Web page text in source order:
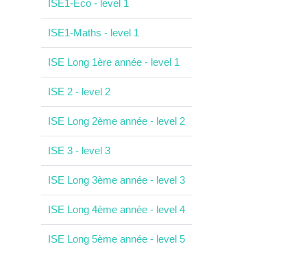
ISE1-Eco - level 1
ISE1-Maths - level 1
ISE Long 1ère année - level 1
ISE 2 - level 2
ISE Long 2ème année - level 2
ISE 3 - level 3
ISE Long 3ème année - level 3
ISE Long 4ème année - level 4
ISE Long 5ème année - level 5